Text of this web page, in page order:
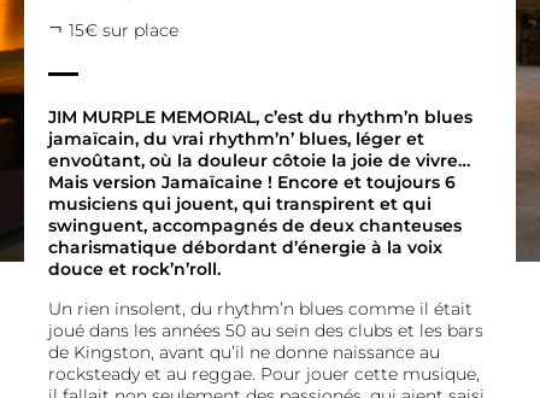
15€ sur place
JIM MURPLE MEMORIAL, c’est du rhythm’n blues
jamaïcain, du vrai rhythm’n’ blues, léger et
envoûtant, où la douleur côtoie la joie de vivre…
Mais version Jamaïcaine ! Encore et toujours 6
musiciens qui jouent, qui transpirent et qui
swinguent, accompagnés de deux chanteuses
charismatique débordant d’énergie à la voix
douce et rock’n’roll.
Un rien insolent, du rhythm’n blues comme il était
joué dans les années 50 au sein des clubs et les bars
de Kingston, avant qu’il ne donne naissance au
rocksteady et au reggae. Pour jouer cette musique,